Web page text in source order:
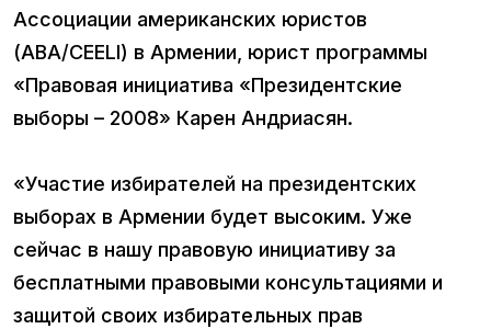
Ассоциации американских юристов
(ABA/CEELI) в Армении, юрист программы
«Правовая инициатива «Президентские
выборы – 2008» Карен Андриасян.
«Участие избирателей на президентских
выборах в Армении будет высоким. Уже
сейчас в нашу правовую инициативу за
бесплатными правовыми консультациями и
защитой своих избирательных прав